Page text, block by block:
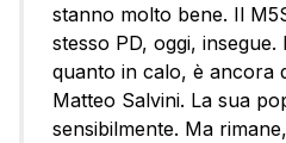
stanno molto bene. Il
stesso PD, oggi,
quanto in calo, è ancora
Matteo Salvini. La sua
sensibilmente. Ma